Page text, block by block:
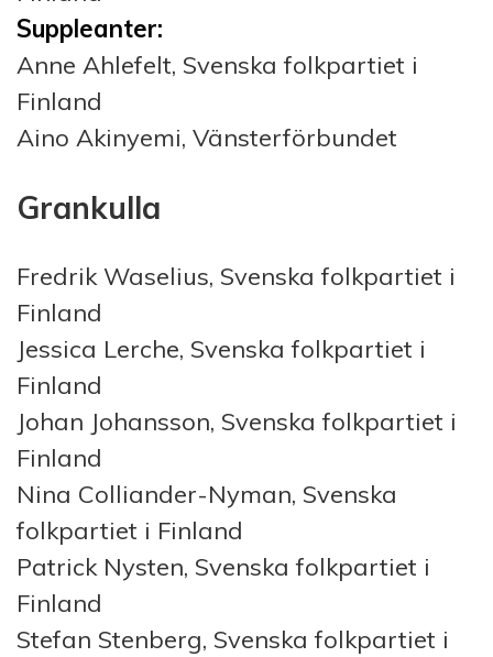
Suppleanter:
Anne Ahlefelt, Svenska folkpartiet i
Finland
Aino Akinyemi, Vänsterförbundet
Grankulla
Fredrik Waselius, Svenska folkpartiet i
Finland
Jessica Lerche, Svenska folkpartiet i
Finland
Johan Johansson, Svenska folkpartiet i
Finland
Nina Colliander-Nyman, Svenska
folkpartiet i Finland
Patrick Nysten, Svenska folkpartiet i
Finland
Stefan Stenberg, Svenska folkpartiet i